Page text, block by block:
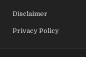
Disclaimer
Privacy Policy